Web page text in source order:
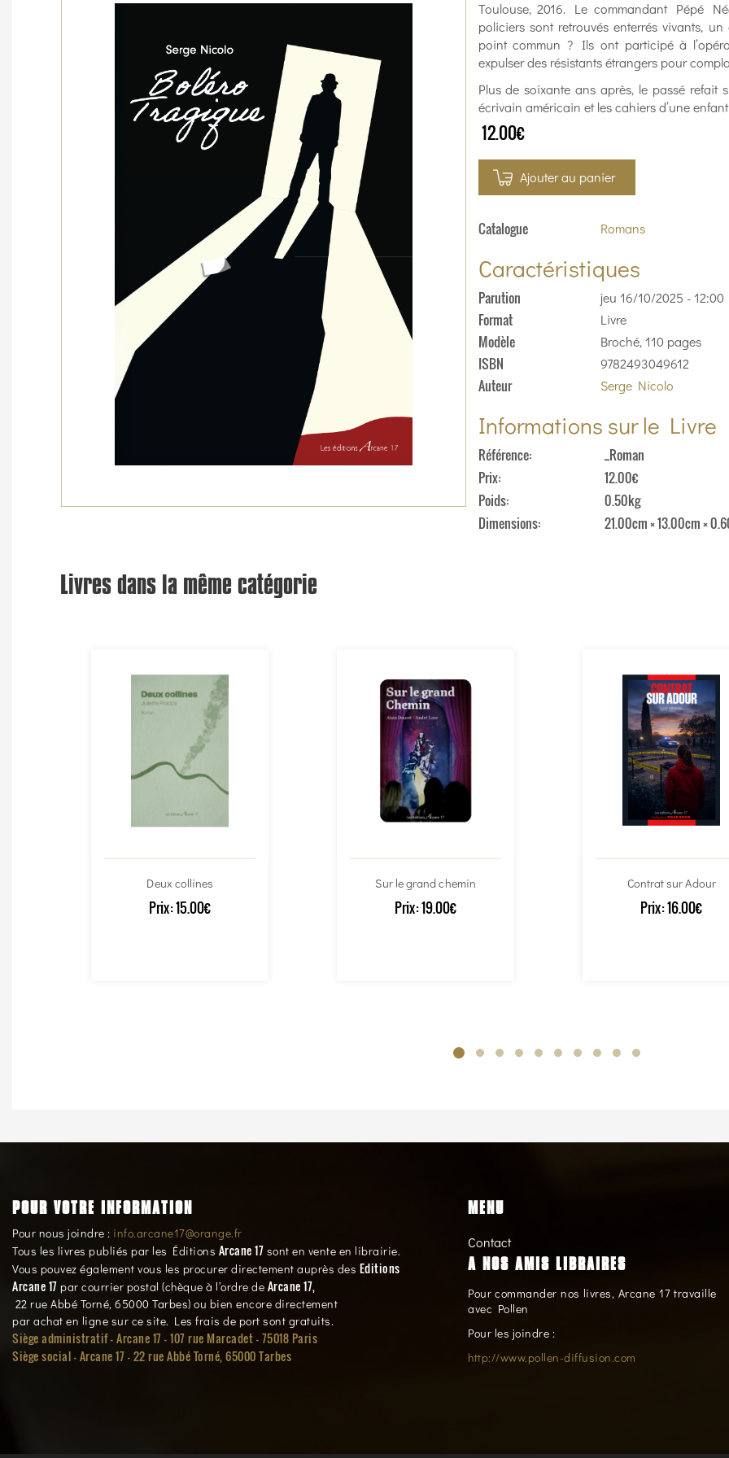
Toulouse, 2016. Le commandant Pépé
policiers sont retrouvés enterrés vivants,
point commun ? Ils ont participé à
expulser des résistants étrangers pour
Plus de soixante ans après, le passé refait
écrivain américain et les cahiers d’une
12.00€
Ajouter au panier
Catalogue Romans
Caractéristiques
Parution jeu 16/10/2025 - 12:00
Format Livre
Modèle Broché, 110 pages
ISBN 9782493049612
Auteur Serge Nicolo
Informations sur le Livre
Référence
_Roman
Prix
12.00€
Poids
0.50kg
Dimensions
21.00cm × 13.00cm ×
Livres dans la même catégorie
Deux collines
Prix:15.00€
Sur le grand chemin
Prix:19.00€
Contrat sur Adour
Prix:16.00€
POUR VOTRE INFORMATION
Pour nous joindre : info.arcane17@orange.fr
Tous les livres publiés par les Éditions Arcane 17 sont en vente en librairie.
Vous pouvez également vous les procurer directement auprès des Editions
Arcane 17 par courrier postal (chèque à l’ordre de Arcane 17,
22 rue Abbé Torné, 65000 Tarbes) ou bien encore directement
par achat en ligne sur ce site. Les frais de port sont gratuits.
Siège administratif - Arcane 17 - 107 rue Marcadet - 75018 Paris
Siège social -Arcane 17 - 22 rue Abbé Torné, 65000 Tarbes
MENU
Contact
A NOS AMIS LIBRAIRES
Pour commander nos livres, Arcane 17 travaille
avec Pollen
Pour les joindre :
http://www.pollen-diffusion.com